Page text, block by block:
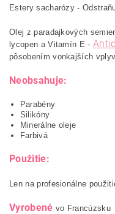
Estery sacharózy -
Olej z paradajkových
lycopen a Vitamín E -
pôsobením vonkajších
Neobsahuje:
Parabény
Silikóny
Minerálne oleje
Farbivá
Použitie:
Len na profesionálne
Vyrobené vo Francúzsku